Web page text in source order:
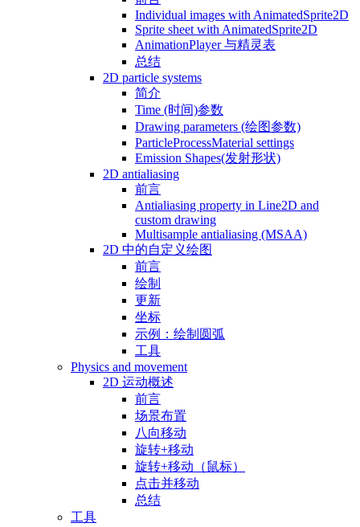
Individual images with AnimatedSprite2D
Sprite sheet with AnimatedSprite2D
AnimationPlayer 与精灵表
总结
2D particle systems
简介
Time (时间)参数
Drawing parameters (绘图参数)
ParticleProcessMaterial settings
Emission Shapes(发射形状)
2D antialiasing
前言
Antialiasing property in Line2D and
custom drawing
Multisample antialiasing (MSAA)
2D 中的自定义绘图
前言
绘制
更新
坐标
示例：绘制圆弧
工具
Physics and movement
2D 运动概述
前言
场景布置
八向移动
旋转+移动
旋转+移动（鼠标）
点击并移动
总结
工具